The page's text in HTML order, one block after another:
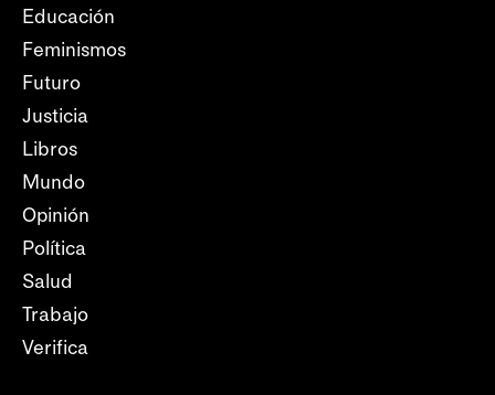
Educación
Feminismos
Futuro
Justicia
Libros
Mundo
Opinión
Política
Salud
Trabajo
Verifica